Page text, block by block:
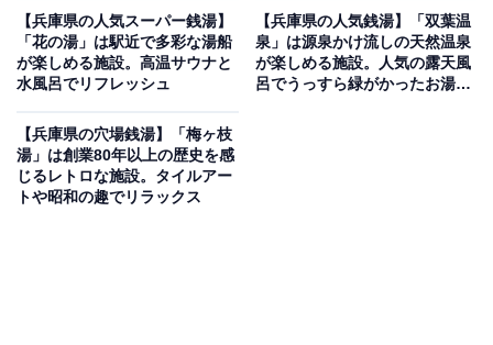
できる日帰り温泉施設
「とがやま温泉 天女の湯」は、美人の湯とも呼ばれる炭
や露天風呂、ジェットバスなどが揃っており、日々の疲
れを癒やすのに最適。さらに、車椅子を利用される方向
けの電動リフトなどを備えた「ケア浴場」もあり、誰も
【兵庫県の人気スーパー銭湯】
「花の湯」は駅近で多彩な湯船
が楽しめる施設。高温サウナと
水風呂でリフレッシュ
【兵庫県の人気銭湯】「双葉温
泉」は源泉かけ流しの天然温泉
が楽しめる施設。人気の露天風
呂でうっすら緑がかったお湯を
【兵庫県の穴場銭湯】「梅ヶ枝
湯」は創業80年以上の歴史を感
じるレトロな施設。タイルアー
トや昭和の趣でリラックス